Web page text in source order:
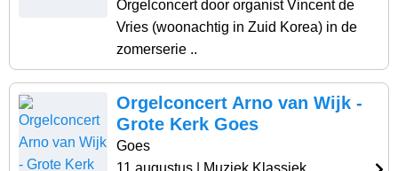
Orgelconcert door organist Vincent de
Vries (woonachtig in Zuid Korea) in de
zomerserie ..
Orgelconcert Arno van Wijk -
Grote Kerk Goes
Goes